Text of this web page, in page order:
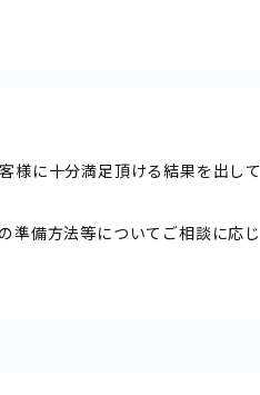
様に十分満足頂ける結果を出して
備方法等についてご相談に応じ